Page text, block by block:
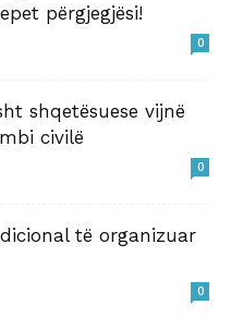
përgjegjësi!
0
shqetësuese vijnë
civilë
0
të organizuar
0